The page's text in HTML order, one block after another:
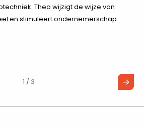
Theo wijzigt de wijze van
en stimuleert ondernemerschap.
1 / 3